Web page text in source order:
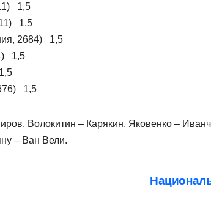
1,5
1,5
2684) 1,5
1,5
1,5
Волокитин – Карякин, Яковенко –
– Ван Вели.